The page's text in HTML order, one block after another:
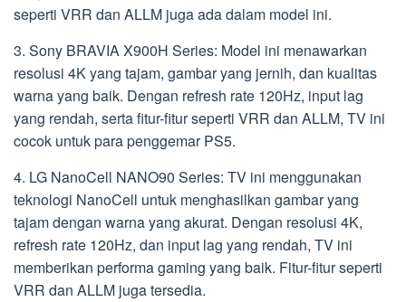
seperti VRR dan ALLM juga ada dalam model ini.
3. Sony BRAVIA X900H Series: Model ini menawarkan
resolusi 4K yang tajam, gambar yang jernih, dan kualitas
warna yang baik. Dengan refresh rate 120Hz, input lag
yang rendah, serta fitur-fitur seperti VRR dan ALLM, TV ini
cocok untuk para penggemar PS5.
4. LG NanoCell NANO90 Series: TV ini menggunakan
teknologi NanoCell untuk menghasilkan gambar yang
tajam dengan warna yang akurat. Dengan resolusi 4K,
refresh rate 120Hz, dan input lag yang rendah, TV ini
memberikan performa gaming yang baik. Fitur-fitur seperti
VRR dan ALLM juga tersedia.